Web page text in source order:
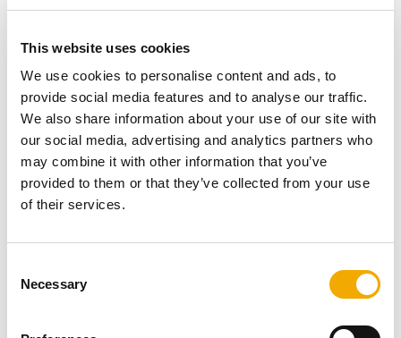
This website uses cookies
We use cookies to personalise content and ads, to
provide social media features and to analyse our traffic.
We also share information about your use of our site with
our social media, advertising and analytics partners who
may combine it with other information that you’ve
provided to them or that they’ve collected from your use
of their services.
Necessary
PRIMA PLUS
Système robuste à paroi unique pour les
dispositifs de condensation.
SUR LE PRODUIT PRIMA PLUS